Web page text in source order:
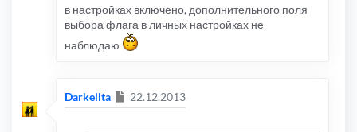
в настройках включено, дополнительного поля
выбора флага в личных настройках не
наблюдаю
Darkelita Сообщение
22.12.2013